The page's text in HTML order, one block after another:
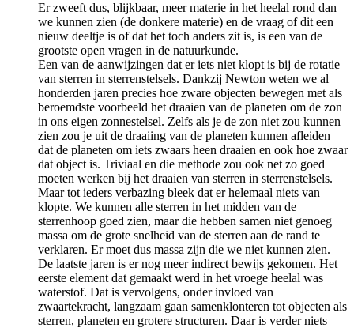
Er zweeft dus, blijkbaar, meer materie in het heelal rond dan
we kunnen zien (de donkere materie) en de vraag of dit een
nieuw deeltje is of dat het toch anders zit is, is een van de
grootste open vragen in de natuurkunde.
Een van de aanwijzingen dat er iets niet klopt is bij de rotatie
van sterren in sterrenstelsels. Dankzij Newton weten we al
honderden jaren precies hoe zware objecten bewegen met als
beroemdste voorbeeld het draaien van de planeten om de zon
in ons eigen zonnestelsel. Zelfs als je de zon niet zou kunnen
zien zou je uit de draaiing van de planeten kunnen afleiden
dat de planeten om iets zwaars heen draaien en ook hoe zwaar
dat object is. Triviaal en die methode zou ook net zo goed
moeten werken bij het draaien van sterren in sterrenstelsels.
Maar tot ieders verbazing bleek dat er helemaal niets van
klopte. We kunnen alle sterren in het midden van de
sterrenhoop goed zien, maar die hebben samen niet genoeg
massa om de grote snelheid van de sterren aan de rand te
verklaren. Er moet dus massa zijn die we niet kunnen zien.
De laatste jaren is er nog meer indirect bewijs gekomen. Het
eerste element dat gemaakt werd in het vroege heelal was
waterstof. Dat is vervolgens, onder invloed van
zwaartekracht, langzaam gaan samenklonteren tot objecten als
sterren, planeten en grotere structuren. Daar is verder niets